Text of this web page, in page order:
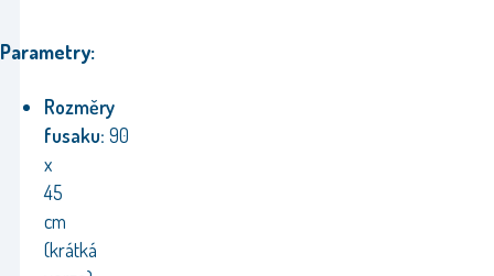
Parametry:
Rozměry
fusaku: 90
x
45
cm
(krátká